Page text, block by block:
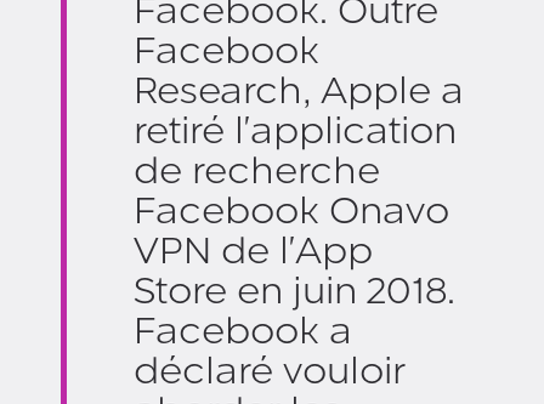
Facebook. Outre
Facebook
Research, Apple a
retiré l'application
de recherche
Facebook Onavo
VPN de l'App
Store en juin 2018.
Facebook a
déclaré vouloir